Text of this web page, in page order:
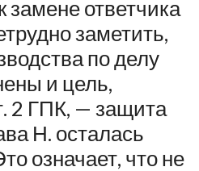
замене ответчика
заметить,
по делу
и цель,
2 ГПК, — защита
Н. осталась
означает, что не